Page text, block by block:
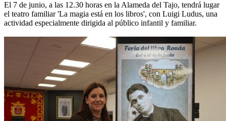
El 7 de junio, a las 12.30 horas en la Alameda del Tajo, tendrá lugar
el teatro familiar 'La magia está en los libros', con Luigi Ludus, una
actividad especialmente dirigida al público infantil y familiar.